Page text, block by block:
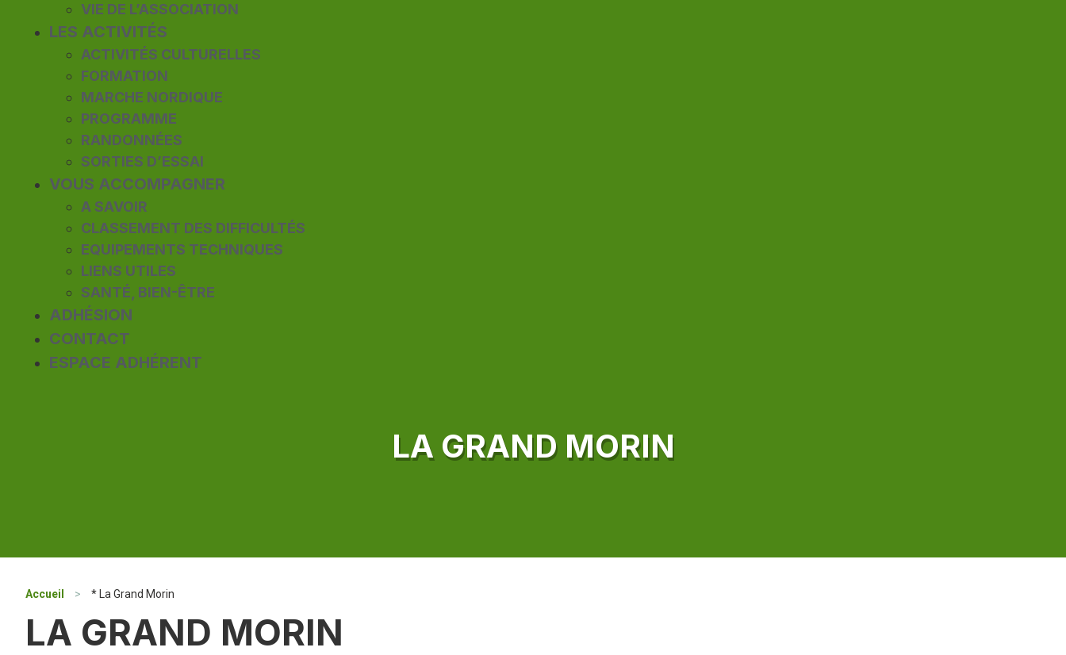
VIE DE L’ASSOCIATION
LES ACTIVITÉS
ACTIVITÉS CULTURELLES
FORMATION
MARCHE NORDIQUE
PROGRAMME
RANDONNÉES
SORTIES D’ESSAI
VOUS ACCOMPAGNER
A SAVOIR
CLASSEMENT DES DIFFICULTÉS
EQUIPEMENTS TECHNIQUES
LIENS UTILES
SANTÉ, BIEN-ÊTRE
ADHÉSION
CONTACT
ESPACE ADHÉRENT
LA GRAND MORIN
Accueil > * La Grand Morin
LA GRAND MORIN